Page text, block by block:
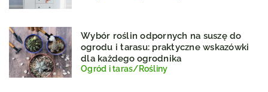
Wybór roślin odpornych na suszę do
ogrodu i tarasu: praktyczne wskazówki
dla każdego ogrodnika
Ogród i taras/Rośliny